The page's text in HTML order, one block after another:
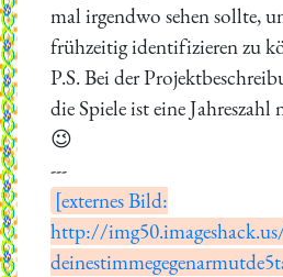
mal irgendwo sehen sollte,
frühzeitig identifizieren zu
P.S. Bei der
die Spiele ist eine
😉
---
[externes Bild:
http://